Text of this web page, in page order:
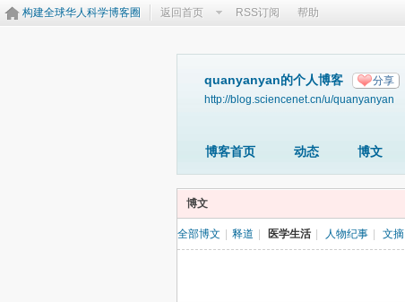
构建全球华人科学博客圈 返回首页 RSS订阅 帮助
quanyanyan的个人博客 分享
http://blog.sciencenet.cn/u/quanyanyan
博客首页 动态 博文
博文
全部博文 释道 医学生活 人物纪事 文摘